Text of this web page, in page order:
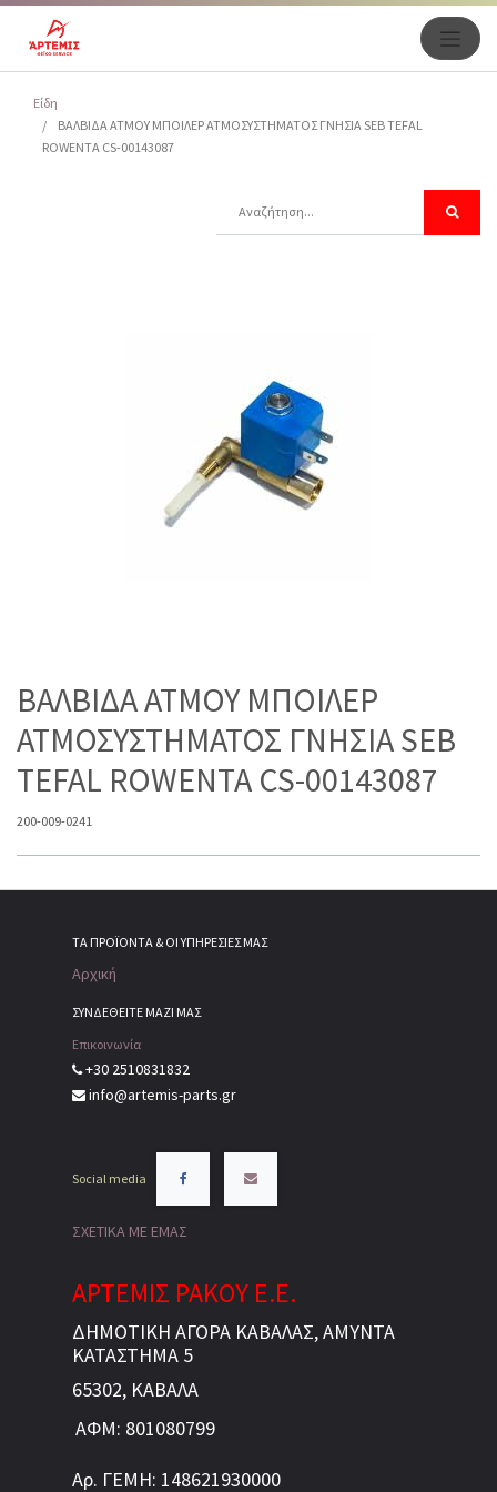
Είδη
ΒΑΛΒΙΔΑ ΑΤΜΟΥ ΜΠΟΙΛΕΡ ΑΤΜΟΣΥΣΤΗΜΑΤΟΣ ΓΝΗΣΙΑ SEB TEFAL
ROWENTA CS-00143087
ΒΑΛΒΙΔΑ ΑΤΜΟΥ ΜΠΟΙΛΕΡ
ΑΤΜΟΣΥΣΤΗΜΑΤΟΣ ΓΝΗΣΙΑ SEB
TEFAL ROWENTA CS-00143087
200-009-0241
ΤΑ ΠΡΟΪΌΝΤΑ & ΟΙ ΥΠΗΡΕΣΊΕΣ ΜΑΣ
Αρχική
ΣΥΝΔΕΘΕΙΤΕ ΜΑΖΙ ΜΑΣ
Επικοινωνία
+30 2510831832
info@artemis-parts.gr
Social media
ΣΧΕΤΙΚΑ ΜΕ ΕΜΑΣ
ΑΡΤΕΜΙΣ ΡΑΚΟΥ Ε.Ε.
ΔΗΜΟΤΙΚΗ ΑΓΟΡΑ ΚΑΒΑΛΑΣ, ΑΜΥΝΤΑ
ΚΑΤΑΣΤΗΜΑ 5
65302, ΚΑΒΑΛΑ
ΑΦΜ: 801080799
Αρ. ΓΕΜΗ: 148621930000